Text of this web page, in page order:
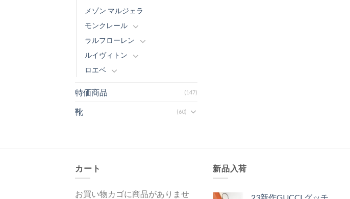
メゾン マルジェラ
モンクレール
ラルフローレン
ルイヴィトン
ロエベ
特価商品 (147)
靴 (60)
カート
お買い物カゴに商品がありませ
新品入荷